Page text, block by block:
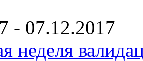
- 07.12.2017
неделя